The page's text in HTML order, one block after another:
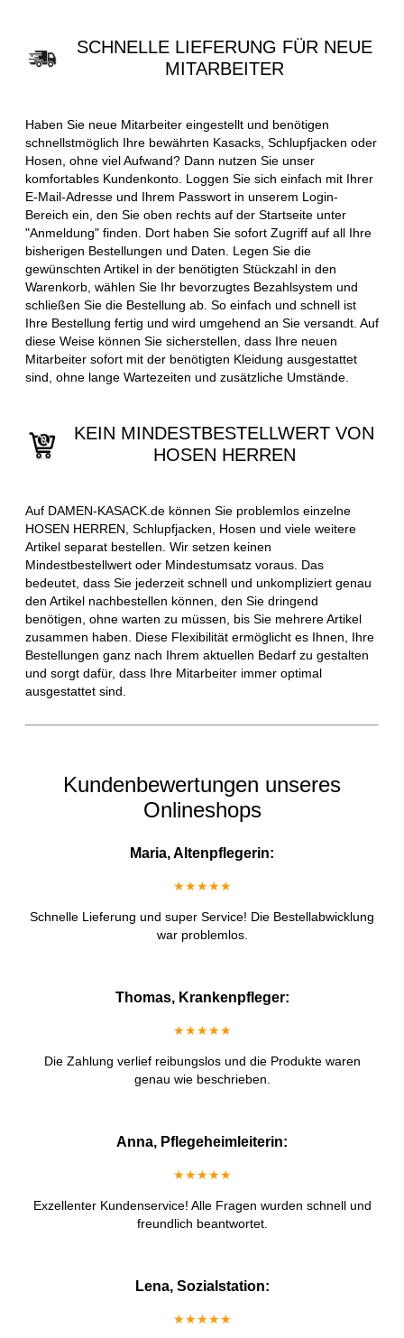
SCHNELLE LIEFERUNG FÜR NEUE
MITARBEITER
Haben Sie neue Mitarbeiter eingestellt und benötigen
schnellstmöglich Ihre bewährten Kasacks, Schlupfjacken oder
Hosen, ohne viel Aufwand? Dann nutzen Sie unser
komfortables Kundenkonto. Loggen Sie sich einfach mit Ihrer
E-Mail-Adresse und Ihrem Passwort in unserem Login-
Bereich ein, den Sie oben rechts auf der Startseite unter
"Anmeldung" finden. Dort haben Sie sofort Zugriff auf all Ihre
bisherigen Bestellungen und Daten. Legen Sie die
gewünschten Artikel in der benötigten Stückzahl in den
Warenkorb, wählen Sie Ihr bevorzugtes Bezahlsystem und
schließen Sie die Bestellung ab. So einfach und schnell ist
Ihre Bestellung fertig und wird umgehend an Sie versandt. Auf
diese Weise können Sie sicherstellen, dass Ihre neuen
Mitarbeiter sofort mit der benötigten Kleidung ausgestattet
sind, ohne lange Wartezeiten und zusätzliche Umstände.
KEIN MINDESTBESTELLWERT VON
HOSEN HERREN
Auf DAMEN-KASACK.de können Sie problemlos einzelne
HOSEN HERREN, Schlupfjacken, Hosen und viele weitere
Artikel separat bestellen. Wir setzen keinen
Mindestbestellwert oder Mindestumsatz voraus. Das
bedeutet, dass Sie jederzeit schnell und unkompliziert genau
den Artikel nachbestellen können, den Sie dringend
benötigen, ohne warten zu müssen, bis Sie mehrere Artikel
zusammen haben. Diese Flexibilität ermöglicht es Ihnen, Ihre
Bestellungen ganz nach Ihrem aktuellen Bedarf zu gestalten
und sorgt dafür, dass Ihre Mitarbeiter immer optimal
ausgestattet sind.
Kundenbewertungen unseres
Onlineshops
Maria, Altenpflegerin:
★★★★★
Schnelle Lieferung und super Service! Die Bestellabwicklung
war problemlos.
Thomas, Krankenpfleger:
★★★★★
Die Zahlung verlief reibungslos und die Produkte waren
genau wie beschrieben.
Anna, Pflegeheimleiterin:
★★★★★
Exzellenter Kundenservice! Alle Fragen wurden schnell und
freundlich beantwortet.
Lena, Sozialstation:
★★★★★